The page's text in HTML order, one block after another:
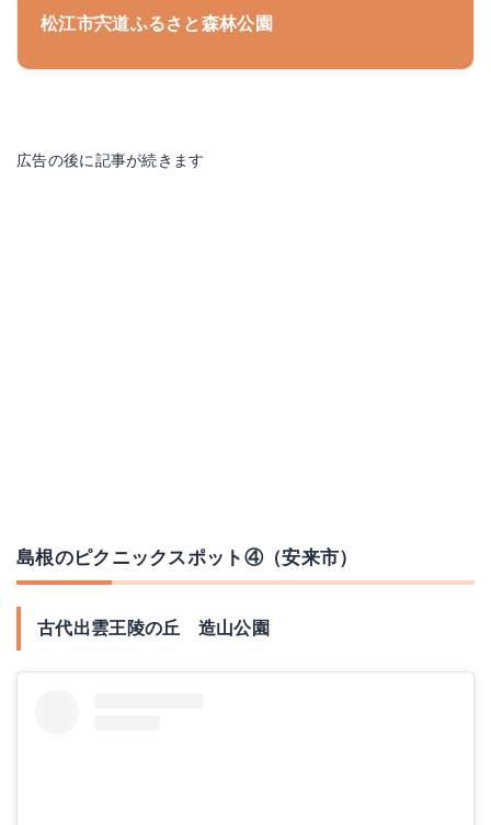
松江市宍道ふるさと森林公園
広告の後に記事が続きます
島根のピクニックスポット④（安来市）
古代出雲王陵の丘 造山公園